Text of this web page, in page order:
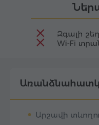
Զգալի
Wi-Fi
Արշավի